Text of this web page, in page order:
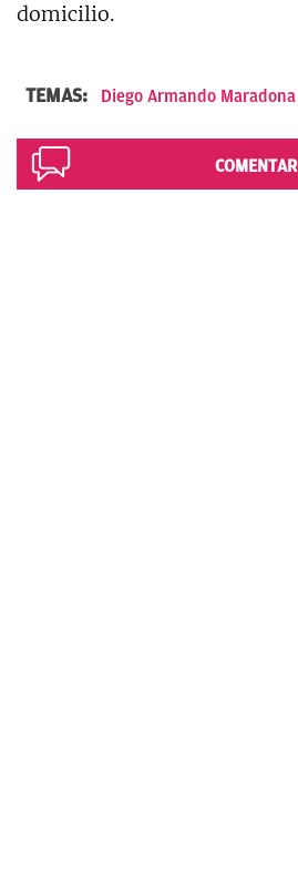
domicilio.
TEMAS: Diego Armando Maradona
COMENTAR